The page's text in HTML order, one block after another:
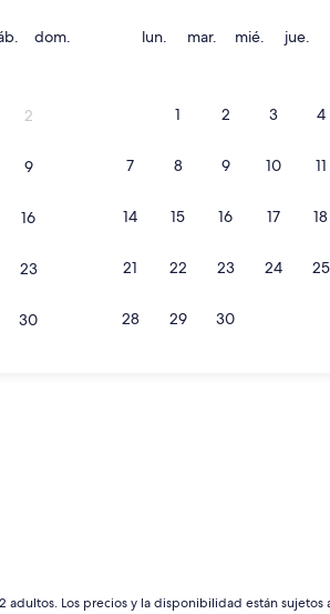
sábado
dom.
2
9
16
23
30
lun. lunesmar. martes
mié. miércoles
jue.
1 2 3 4
7 8 9 10 11
14 15 16 17 18
21 22 23 24 25
28 29 30
Los precios y la disponibilidad están